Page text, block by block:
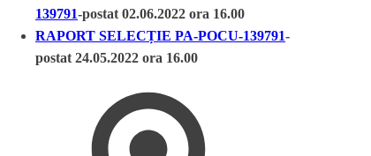
139791-postat 02.06.2022 ora 16.00
RAPORT SELECȚIE PA-POCU-139791-
postat 24.05.2022 ora 16.00